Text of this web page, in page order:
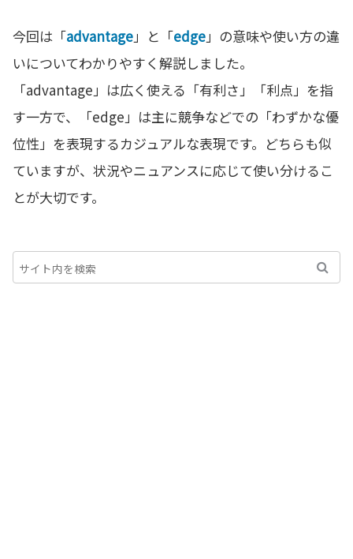
今回は「advantage」と「edge」の意味や使い方の違
いについてわかりやすく解説しました。
「advantage」は広く使える「有利さ」「利点」を指
す一方で、「edge」は主に競争などでの「わずかな優
位性」を表現するカジュアルな表現です。どちらも似
ていますが、状況やニュアンスに応じて使い分けるこ
とが大切です。